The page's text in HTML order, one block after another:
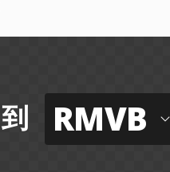
到 RMVB